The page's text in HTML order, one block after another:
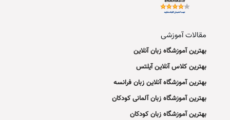
مقالات آموزشی
بهترین آموزشگاه زبان آنلاین
بهترین کلاس آنلاین آیلتس
بهترین آموزشگاه آنلاین زبان فرانسه
بهترین آموزشگاه زبان آلمانی کودکان
بهترین آموزشگاه زبان کودکان